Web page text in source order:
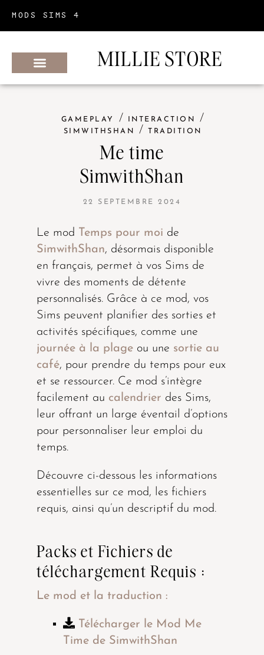
MODS SIMS 4
MILLIE STORE
GAMEPLAY / INTERACTION /
SIMWITHSHAN / TRADITION
Me time
SimwithShan
22 SEPTEMBRE 2024
Le mod Temps pour moi de
SimwithShan, désormais disponible
en français, permet à vos Sims de
vivre des moments de détente
personnalisés. Grâce à ce mod, vos
Sims peuvent planifier des sorties et
activités spécifiques, comme une
journée à la plageou une sortie au
café, pour prendre du temps pour eux
et se ressourcer. Ce mod s’intègre
facilement au calendrier des Sims,
leur offrant un large éventail d’options
pour personnaliser leur emploi du
temps.
Découvre ci-dessous les informations
essentielles sur ce mod, les fichiers
requis, ainsi qu’un descriptif du mod.
Packs et Fichiers de
téléchargement Requis :
Le mod et la traduction :
Télécharger le Mod Me
Time de SimwithShan